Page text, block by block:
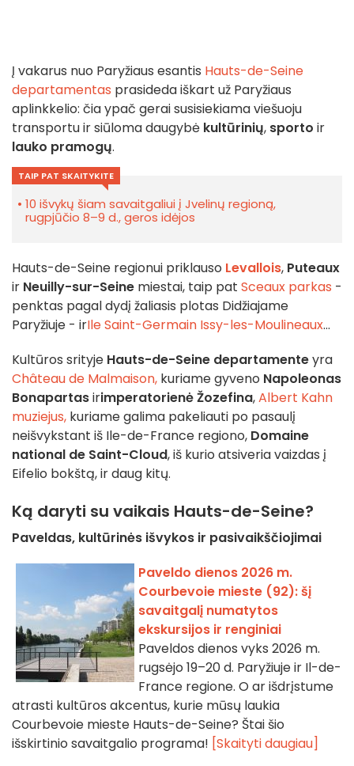
Į vakarus nuo Paryžiaus esantis Hauts-de-Seine
departamentas prasideda iškart už Paryžiaus
aplinkkelio: čia ypač gerai susisiekiama viešuoju
transportu ir siūloma daugybė kultūrinių, sporto ir
lauko pramogų.
TAIP PAT SKAITYKITE
10 išvykų šiam savaitgaliui į Jvelinų regioną,
rugpjūčio 8–9 d., geros idėjos
Hauts-de-Seine regionui priklauso Levallois, Puteaux
ir Neuilly-sur-Seine miestai, taip pat Sceaux parkas -
penktas pagal dydį žaliasis plotas Didžiajame
Paryžiuje - irIle Saint-Germain Issy-les-Moulineaux...
Kultūros srityje Hauts-de-Seine departamenteyra
Château de Malmaison, kuriame gyveno Napoleonas
Bonapartasirimperatorienė Žozefina,Albert Kahn
muziejus, kuriame galima pakeliauti po pasaulį
neišvykstant iš Ile-de-France regiono, Domaine
national de Saint-Cloud, iš kurio atsiveria vaizdas į
Eifelio bokštą, ir daug kitų.
Ką daryti su vaikais Hauts-de-Seine?
Paveldas, kultūrinės išvykos ir pasivaikščiojimai
Paveldo dienos 2026 m.
Courbevoie mieste (92): šį
savaitgalį numatytos
ekskursijos ir renginiai
Paveldos dienos vyks 2026 m.
rugsėjo 19–20 d. Paryžiuje ir Il-de-
France regione. O ar išdrįstume
atrasti kultūros akcentus, kurie mūsų laukia
Courbevoie mieste Hauts-de-Seine? Štai šio
išskirtinio savaitgalio programa! [Skaityti daugiau]